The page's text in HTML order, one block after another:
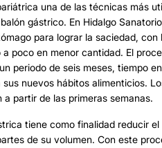
una de las técnicas más
gástrico. En Hidalgo
para lograr la saciedad,
poco en menor cantidad. El
periodo de seis meses, tiempo
nuevos hábitos alimenticios.
a partir de las primeras semanas.
tiene como finalidad reducir
de su volumen. Con este